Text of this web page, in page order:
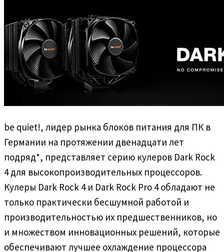
be quiet!, лидер рынка блоков питания для ПК в
Германии на протяжении двенадцати лет
подряд*, представляет серию кулеров Dark Rock
4 для высокопроизводительных процессоров.
Кулеры Dark Rock 4 и Dark Rock Pro 4 обладают не
только практически бесшумной работой и
производительностью их предшественников, но
и множеством инновационных решений, которые
обеспечивают лучшее охлаждение процессора